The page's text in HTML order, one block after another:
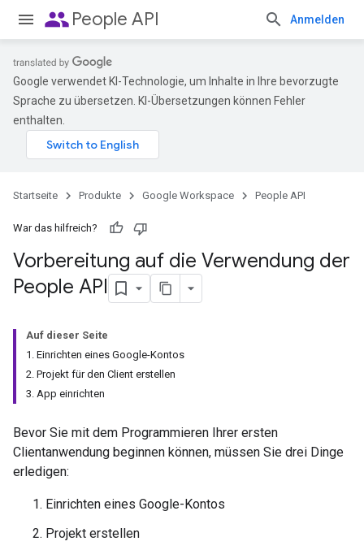
peoplePeople API Anmelden
Google verwendet KI-Technologie, um Inhalte in Ihre bevorzugte
Sprache zu übersetzen. KI-Übersetzungen können Fehler
enthalten.
Startseite Produkte Google Workspace People API
War das hilfreich?
Vorbereitung auf die Verwendung der
People API
Auf dieser Seite
1. Einrichten eines Google-Kontos
2. Projekt für den Client erstellen
3. App einrichten
Bevor Sie mit dem Programmieren Ihrer ersten
Clientanwendung beginnen können, müssen Sie drei Dinge
erledigen:
Einrichten eines Google-Kontos
Projekt erstellen